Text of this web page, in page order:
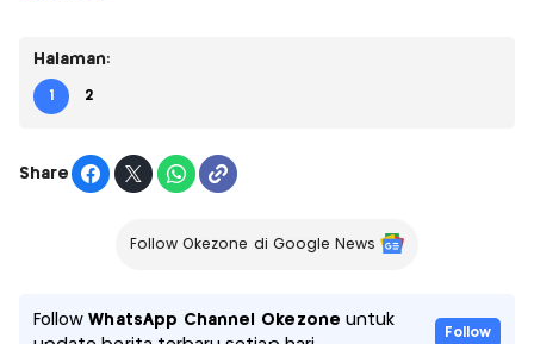
Halaman:
1 2
Share
Follow Okezone di Google News
FollowWhatsApp Channel Okezone untuk
Follow